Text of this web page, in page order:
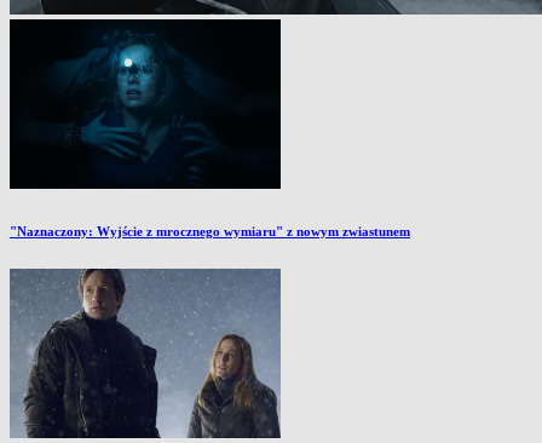
"Naznaczony: Wyjście z mrocznego wymiaru" z nowym zwiastunem